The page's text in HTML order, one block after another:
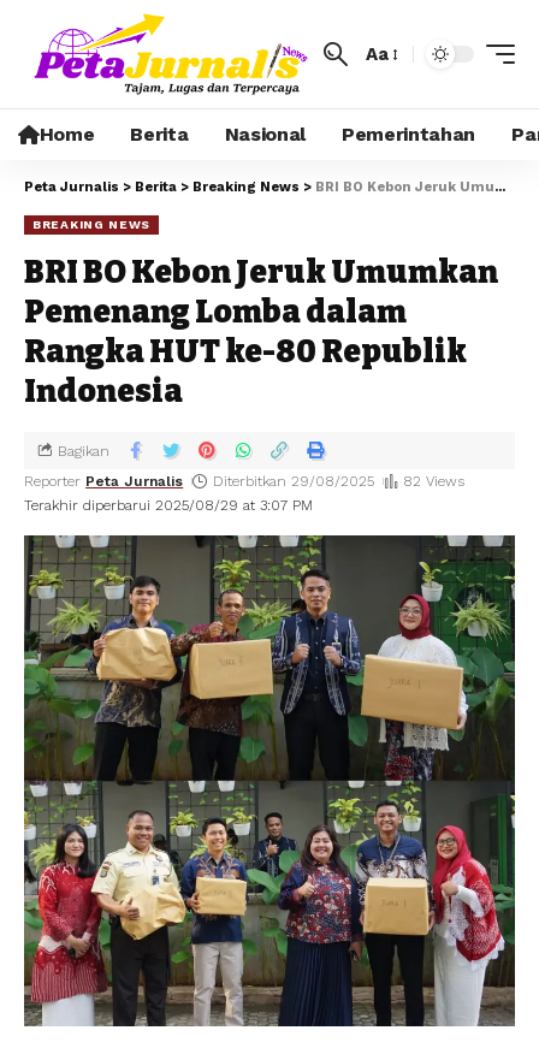
Aa
Home Berita Nasional Pemerintahan
Peta Jurnalis > Berita > Breaking News > BRI BO Kebon Jeruk Umumkan Pemenang Lomba dalam Rangka HUT ke-80 Republik Indonesia
BREAKING NEWS
BRI BO Kebon Jeruk Umumkan
Pemenang Lomba dalam
Rangka HUT ke-80 Republik
Indonesia
Terakhir diperbarui 2025/08/29 at 3:07 PM
Reporter Peta Jurnalis Diterbitkan 29/08/2025 82 Views
Bagikan